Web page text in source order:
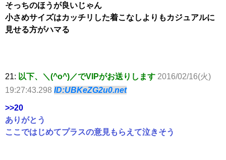
そっちのほうが良いじゃん
小さめサイズはカッチリした着こなしよりもカジュアルに
見せる方がハマる
21: 以下、＼(^o^)／でVIPがお送りします 2016/02/16(火)
19:27:43.298 ID:UBKeZG2u0.net
>>20
ありがとう
ここではじめてプラスの意見もらえて泣きそう